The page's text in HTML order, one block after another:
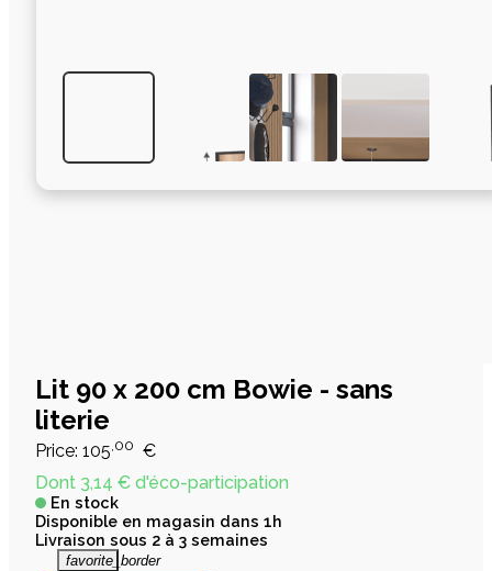
Lit 90 x 200 cm Bowie - sans
literie
Price: 105 ,00 €
Dont 3,14 € d'éco-participation
En stock
Disponible en magasin dans 1h
Livraison sous 2 à 3 semaines
favorite_border